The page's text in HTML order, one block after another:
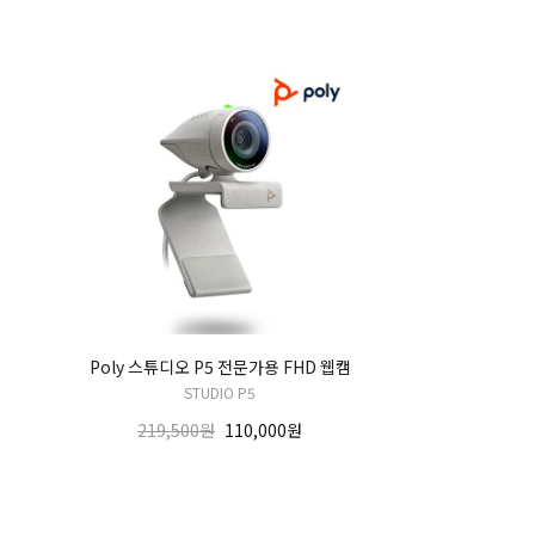
Poly 스튜디오 P5 전문가용 FHD 웹캠
STUDIO P5
219,500원 110,000원